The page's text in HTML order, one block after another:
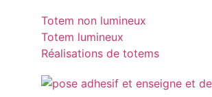
Totem non lumineux
Totem lumineux
Réalisations de totems